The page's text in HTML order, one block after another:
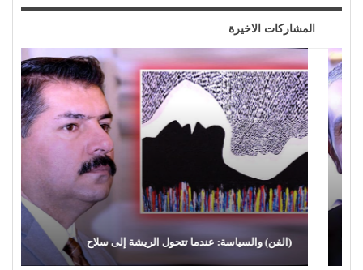
المشاركات الاخيرة
(الفن) والسياسة: عندما تتحول الريشة إلى سلاح